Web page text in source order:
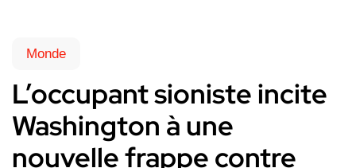
Monde
L’occupant sioniste incite
Washington à une
nouvelle frappe contre